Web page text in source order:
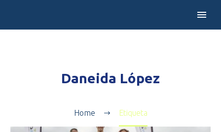
Daneida López
Home Etiqueta